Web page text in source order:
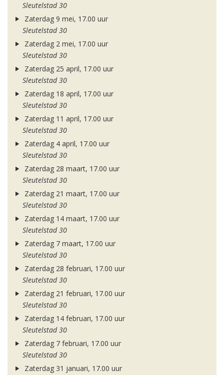
Sleutelstad 30
Zaterdag 9 mei, 17.00 uur
Sleutelstad 30
Zaterdag 2 mei, 17.00 uur
Sleutelstad 30
Zaterdag 25 april, 17.00 uur
Sleutelstad 30
Zaterdag 18 april, 17.00 uur
Sleutelstad 30
Zaterdag 11 april, 17.00 uur
Sleutelstad 30
Zaterdag 4 april, 17.00 uur
Sleutelstad 30
Zaterdag 28 maart, 17.00 uur
Sleutelstad 30
Zaterdag 21 maart, 17.00 uur
Sleutelstad 30
Zaterdag 14 maart, 17.00 uur
Sleutelstad 30
Zaterdag 7 maart, 17.00 uur
Sleutelstad 30
Zaterdag 28 februari, 17.00 uur
Sleutelstad 30
Zaterdag 21 februari, 17.00 uur
Sleutelstad 30
Zaterdag 14 februari, 17.00 uur
Sleutelstad 30
Zaterdag 7 februari, 17.00 uur
Sleutelstad 30
Zaterdag 31 januari, 17.00 uur